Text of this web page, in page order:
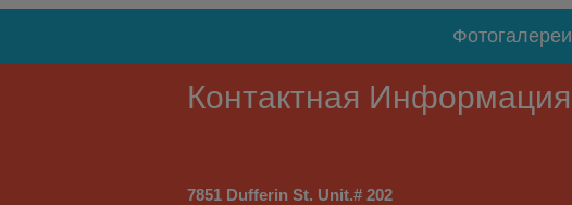
Фотогалереи
Контактная Информация
7851 Dufferin St. Unit.# 202